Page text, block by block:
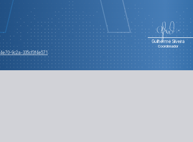
Guilherme Silveira
Coordenador
9c2a-335cf3f4e571